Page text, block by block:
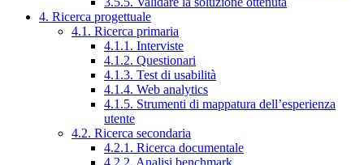
4. Ricerca progettuale
4.1. Ricerca primaria
4.1.1. Interviste
4.1.2. Questionari
4.1.3. Test di usabilità
4.1.4. Web analytics
4.1.5. Strumenti di mappatura dell’esperienza
utente
4.2. Ricerca secondaria
4.2.1. Ricerca documentale
4.2.2. Analisi benchmark